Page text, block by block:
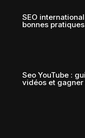
SEO
bonnes
Seo YouTube :
vidéos et